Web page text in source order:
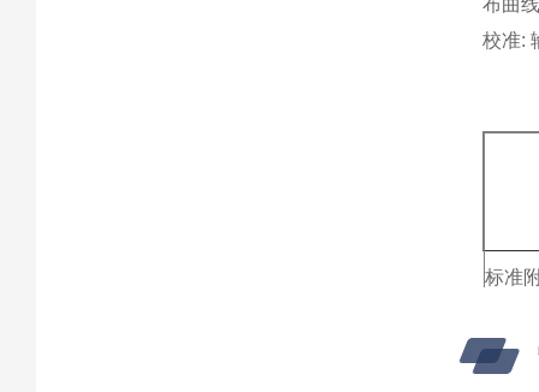
布曲
校准:
标准